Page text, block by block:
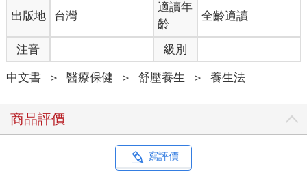
出版地 台灣
適讀年
齡
全齡適讀
注音 級別
中文書 ＞ 醫療保健 ＞ 舒壓養生 ＞ 養生法
商品評價
寫評價